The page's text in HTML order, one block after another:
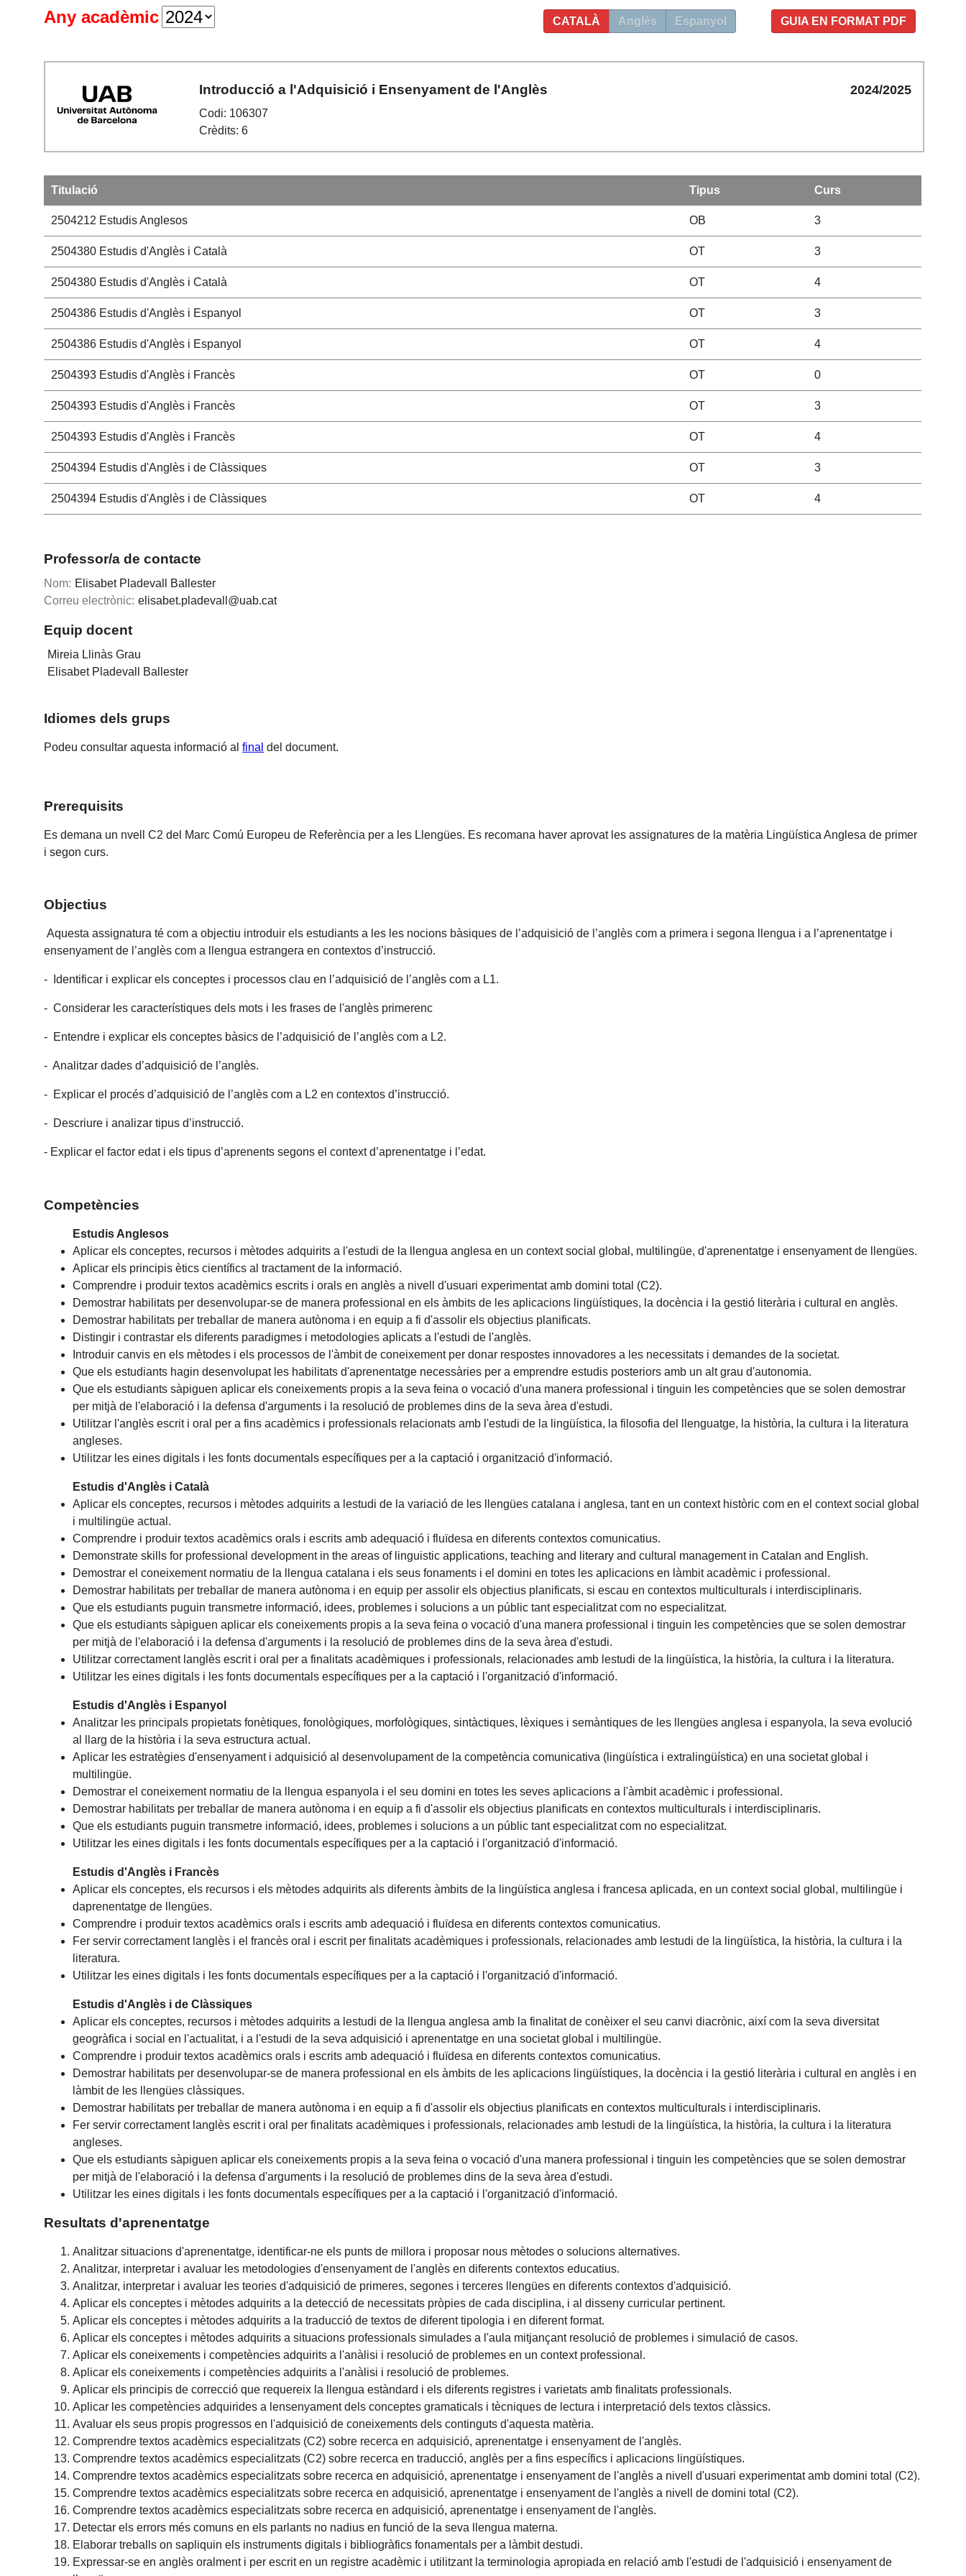
GUIA EN FORMAT PDF
CATALÀ Anglès Espanyol
Any acadèmic
Introducció a l'Adquisició i Ensenyament de l'Anglès
Codi: 106307
Crèdits: 6
2024/2025
Titulació Tipus Curs
2504212 Estudis Anglesos OB 3
2504380Estudis d'Anglès i Català OT 3
2504380Estudis d'Anglès i Català OT 4
2504386Estudis d'Anglès i Espanyol OT 3
2504386Estudis d'Anglès i Espanyol OT 4
2504393Estudis d'Anglès i Francès OT 0
2504393Estudis d'Anglès i Francès OT 3
2504393Estudis d'Anglès i Francès OT 4
2504394Estudis d'Anglès i de Clàssiques OT 3
2504394Estudis d'Anglès i de Clàssiques OT 4
Professor/a de contacte
Nom: Elisabet Pladevall Ballester
Correu electrònic: elisabet.pladevall@uab.cat
Equip docent
Mireia Llinàs Grau
Elisabet Pladevall Ballester
Idiomes dels grups
Podeu consultar aquesta informació alfinal del document.
Prerequisits
Es demana un nvell C2 del Marc Comú Europeu de Referència per a les Llengües. Es recomana haver aprovat les assignatures de la matèria Lingüística Anglesa de primer
i segon curs.
Objectius
Aquesta assignatura té com a objectiu introduir els estudiants a les les nocions bàsiques de l’adquisició de l’anglès com a primera i segona llengua i a l’aprenentatge i
ensenyament de l’anglès com a llengua estrangera en contextos d’instrucció.
- Identificar i explicar els conceptes i processos clau en l’adquisició de l’anglès com a L1.
- Considerar les característiques dels mots i les frases de l'anglès primerenc
- Entendre i explicar els conceptes bàsics de l’adquisició de l’anglès com a L2.
- Analitzar dades d’adquisició de l’anglès.
- Explicar el procés d’adquisició de l’anglès com a L2 en contextos d’instrucció.
- Descriure i analizar tipus d’instrucció.
- Explicar el factor edat i els tipus d’aprenents segons el context d’aprenentatge i l’edat.
Competències
Estudis Anglesos
Aplicar els conceptes, recursos i mètodes adquirits a l'estudi de la llengua anglesa en un context social global, multilingüe, d'aprenentatge i ensenyament de llengües.
Aplicar els principis ètics científics al tractament de la informació.
Comprendre i produir textos acadèmics escrits i orals en anglès a nivell d'usuari experimentat amb domini total (C2).
Demostrar habilitats per desenvolupar-se de manera professional en els àmbits de les aplicacions lingüístiques, la docència i la gestió literària i cultural en anglès.
Demostrar habilitats per treballar de manera autònoma i en equip a fi d'assolir els objectius planificats.
Distingir i contrastar els diferents paradigmes i metodologies aplicats a l'estudi de l'anglès.
Introduir canvis en els mètodes i els processos de l'àmbit de coneixement per donar respostes innovadores a les necessitats i demandes de la societat.
Que els estudiants hagin desenvolupat les habilitats d'aprenentatge necessàries per a emprendre estudis posteriors amb un alt grau d'autonomia.
Que els estudiants sàpiguen aplicar els coneixements propis a la seva feina o vocació d'una manera professional i tinguin les competències que se solen demostrar
per mitjà de l'elaboració i la defensa d'arguments i la resolució de problemes dins de la seva àrea d'estudi.
Utilitzar l'anglès escrit i oral per a fins acadèmics i professionals relacionats amb l'estudi de la lingüística, la filosofia del llenguatge, la història, la cultura i la literatura
angleses.
Utilitzar les eines digitals i les fonts documentals específiques per a la captació i organització d'informació.
Estudis d'Anglès i Català
Aplicar els conceptes, recursos i mètodes adquirits a lestudi de la variació de les llengües catalana i anglesa, tant en un context històric com en el context social global
i multilingüe actual.
Comprendre i produir textos acadèmics orals i escrits amb adequació i fluïdesa en diferents contextos comunicatius.
Demonstrate skills for professional development in the areas of linguistic applications, teaching and literary and cultural management in Catalan and English.
Demostrar el coneixement normatiu de la llengua catalana i els seus fonaments i el domini en totes les aplicacions en làmbit acadèmic i professional.
Demostrar habilitats per treballar de manera autònoma i en equip per assolir els objectius planificats, si escau en contextos multiculturals i interdisciplinaris.
Que els estudiants puguin transmetre informació, idees, problemes i solucions a un públic tant especialitzat com no especialitzat.
Que els estudiants sàpiguen aplicar els coneixements propis a la seva feina o vocació d'una manera professional i tinguin les competències que se solen demostrar
per mitjà de l'elaboració i la defensa d'arguments i la resolució de problemes dins de la seva àrea d'estudi.
Utilitzar correctament langlès escrit i oral per a finalitats acadèmiques i professionals, relacionades amb lestudi de la lingüística, la història, la cultura i la literatura.
Utilitzar les eines digitals i les fonts documentals específiques per a la captació i l'organització d'informació.
Estudis d'Anglès i Espanyol
Analitzar les principals propietats fonètiques, fonològiques, morfològiques, sintàctiques, lèxiques i semàntiques de les llengües anglesa i espanyola, la seva evolució
al llarg de la història i la seva estructura actual.
Aplicar les estratègies d'ensenyament i adquisició al desenvolupament de la competència comunicativa (lingüística i extralingüística) en una societat global i
multilingüe.
Demostrar el coneixement normatiu de la llengua espanyola i el seu domini en totes les seves aplicacions a l'àmbit acadèmic i professional.
Demostrar habilitats per treballar de manera autònoma i en equip a fi d'assolir els objectius planificats en contextos multiculturals i interdisciplinaris.
Que els estudiants puguin transmetre informació, idees, problemes i solucions a un públic tant especialitzat com no especialitzat.
Utilitzar les eines digitals i les fonts documentals específiques per a la captació i l'organització d'informació.
Estudis d'Anglès i Francès
Aplicar els conceptes, els recursos i els mètodes adquirits als diferents àmbits de la lingüística anglesa i francesa aplicada, en un context social global, multilingüe i
daprenentatge de llengües.
Comprendre i produir textos acadèmics orals i escrits amb adequació i fluïdesa en diferents contextos comunicatius.
Fer servir correctament langlès i el francès oral i escrit per finalitats acadèmiques i professionals, relacionades amb lestudi de la lingüística, la història, la cultura i la
literatura.
Utilitzar les eines digitals i les fonts documentals específiques per a la captació i l'organització d'informació.
Estudis d'Anglès i de Clàssiques
Aplicar els conceptes, recursos i mètodes adquirits a lestudi de la llengua anglesa amb la finalitat de conèixer el seu canvi diacrònic, així com la seva diversitat
geogràfica i social en l'actualitat, i a l'estudi de la seva adquisició i aprenentatge en una societat global i multilingüe.
Comprendre i produir textos acadèmics orals i escrits amb adequació i fluïdesa en diferents contextos comunicatius.
Demostrar habilitats per desenvolupar-se de manera professional en els àmbits de les aplicacions lingüístiques, la docència i la gestió literària i cultural en anglès i en
làmbit de les llengües clàssiques.
Demostrar habilitats per treballar de manera autònoma i en equip a fi d'assolir els objectius planificats en contextos multiculturals i interdisciplinaris.
Fer servir correctament langlès escrit i oral per finalitats acadèmiques i professionals, relacionades amb lestudi de la lingüística, la història, la cultura i la literatura
angleses.
Que els estudiants sàpiguen aplicar els coneixements propis a la seva feina o vocació d'una manera professional i tinguin les competències que se solen demostrar
per mitjà de l'elaboració i la defensa d'arguments i la resolució de problemes dins de la seva àrea d'estudi.
Utilitzar les eines digitals i les fonts documentals específiques per a la captació i l'organització d'informació.
Resultats d'aprenentatge
Analitzar situacions d'aprenentatge, identificar-ne els punts de millora i proposar nous mètodes o solucions alternatives.
Analitzar, interpretar i avaluar les metodologies d'ensenyament de l'anglès en diferents contextos educatius.
Analitzar, interpretar i avaluar les teories d'adquisició de primeres, segones i terceres llengües en diferents contextos d'adquisició.
Aplicar els conceptes i mètodes adquirits a la detecció de necessitats pròpies de cada disciplina, i al disseny curricular pertinent.
Aplicar els conceptes i mètodes adquirits a la traducció de textos de diferent tipologia i en diferent format.
Aplicar els conceptes i mètodes adquirits a situacions professionals simulades a l'aula mitjançant resolució de problemes i simulació de casos.
Aplicar els coneixements i competències adquirits a l'anàlisi i resolució de problemes en un context professional.
Aplicar els coneixements i competències adquirits a l'anàlisi i resolució de problemes.
Aplicar els principis de correcció que requereix la llengua estàndard i els diferents registres i varietats amb finalitats professionals.
Aplicar les competències adquirides a lensenyament dels conceptes gramaticals i tècniques de lectura i interpretació dels textos clàssics.
Avaluar els seus propis progressos en l'adquisició de coneixements dels continguts d'aquesta matèria.
Comprendre textos acadèmics especialitzats (C2) sobre recerca en adquisició, aprenentatge i ensenyament de l'anglès.
Comprendre textos acadèmics especialitzats (C2) sobre recerca en traducció, anglès per a fins específics i aplicacions lingüístiques.
Comprendre textos acadèmics especialitzats sobre recerca en adquisició, aprenentatge i ensenyament de l'anglès a nivell d'usuari experimentat amb domini total (C2).
Comprendre textos acadèmics especialitzats sobre recerca en adquisició, aprenentatge i ensenyament de l'anglès a nivell de domini total (C2).
Comprendre textos acadèmics especialitzats sobre recerca en adquisició, aprenentatge i ensenyament de l'anglès.
Detectar els errors més comuns en els parlants no nadius en funció de la seva llengua materna.
Elaborar treballs on sapliquin els instruments digitals i bibliogràfics fonamentals per a làmbit destudi.
Expressar-se en anglès oralment i per escrit en un registre acadèmic i utilitzant la terminologia apropiada en relació amb l'estudi de l'adquisició i ensenyament de